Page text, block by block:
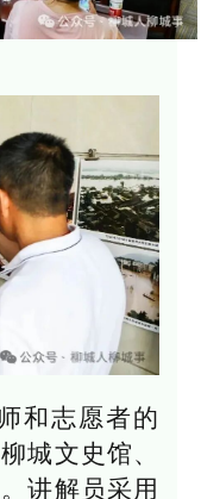
和志愿者的
城文史馆、
讲解员采用